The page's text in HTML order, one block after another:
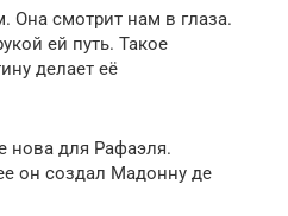
Она смотрит нам в глаза.
ей путь. Такое
делает её
нова для Рафаэля.
он создал Мадонну де